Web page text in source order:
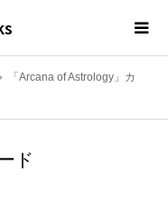
「Arcana of Astrology」カ
ド